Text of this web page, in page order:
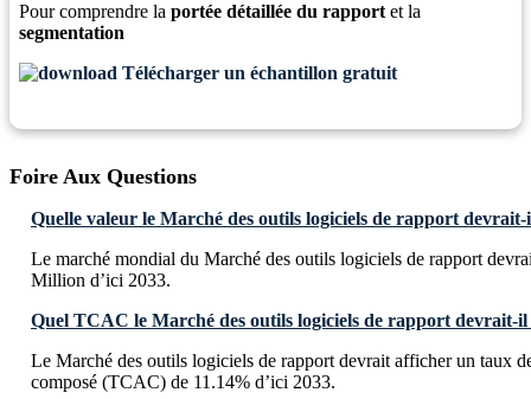
Pour comprendre la portée détaillée du rapport et la
segmentation
Télécharger un échantillon gratuit
Foire Aux Questions
Quelle valeur le Marché des outils logiciels de rapport devrait-
Le marché mondial du Marché des outils logiciels de rapport
Million d’ici 2033.
Quel TCAC le Marché des outils logiciels de rapport devrait-il
Le Marché des outils logiciels de rapport devrait afficher un taux
composé (TCAC) de 11.14% d’ici 2033.